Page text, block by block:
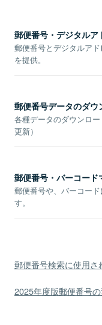
郵便番号・デジタルア
郵便番号とデジタルア
を提供。
郵便番号データのダウ
各種データのダウンロ
更新）
郵便番号・バーコード
郵便番号や、バーコー
す。
郵便番号検索に使用さ
2025年度版郵便番号